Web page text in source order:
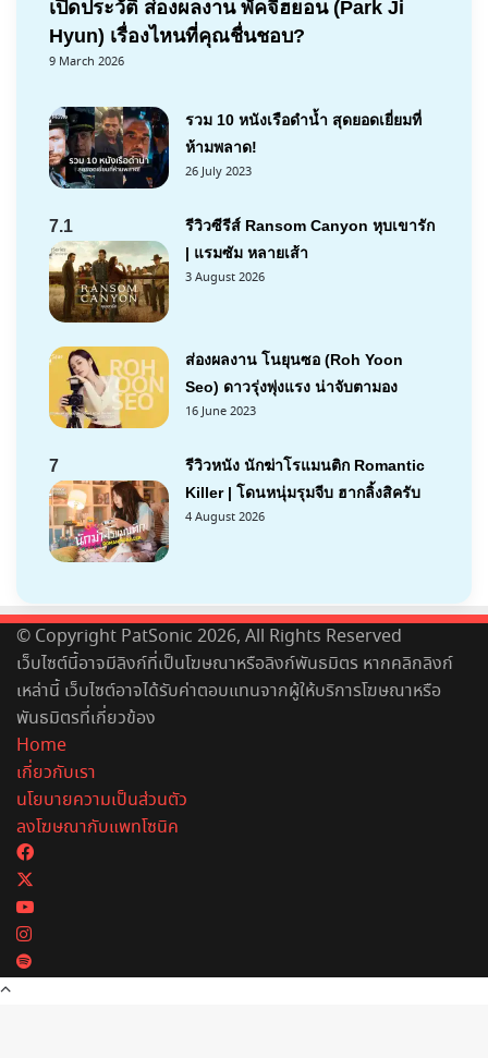
เปิดประวัติ ส่องผลงาน พัคจีฮยอน (Park Ji
Hyun) เรื่องไหนที่คุณชื่นชอบ?
9 March 2026
รวม 10 หนังเรือดำน้ำ สุดยอดเยี่ยมที่
ห้ามพลาด!
26 July 2023
7.1
รีวิวซีรีส์ Ransom Canyon หุบเขารัก
| แรมซัม หลายเส้า
3 August 2026
ส่องผลงาน โนยุนซอ (Roh Yoon
Seo) ดาวรุ่งพุ่งแรง น่าจับตามอง
16 June 2023
7
รีวิวหนัง นักฆ่าโรแมนติก Romantic
Killer | โดนหนุ่มรุมจีบ ฮากลิ้งสิครับ
4 August 2026
© Copyright PatSonic 2026, All Rights Reserved
เว็บไซต์นี้อาจมีลิงก์ที่เป็นโฆษณาหรือลิงก์พันธมิตร หากคลิกลิงก์
เหล่านี้ เว็บไซต์อาจได้รับค่าตอบแทนจากผู้ให้บริการโฆษณาหรือ
พันธมิตรที่เกี่ยวข้อง
Home
เกี่ยวกับเรา
นโยบายความเป็นส่วนตัว
ลงโฆษณากับแพทโซนิค